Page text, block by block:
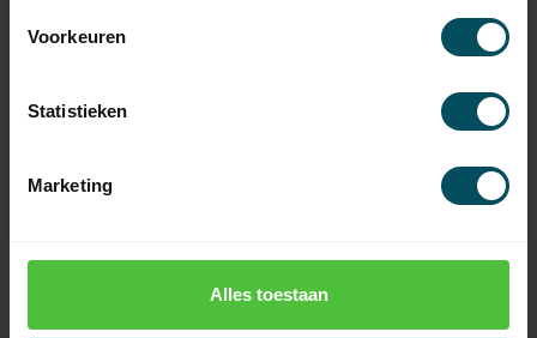
Voorkeuren
Statistieken
Marketing
Alles toestaan
Moteur tubulaire
courant continu,
Moteur tubulaire
L..-..M07 - courant
manuelle d'urgence